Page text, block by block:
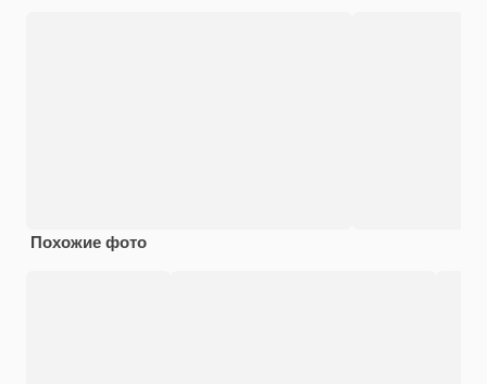
Похожие фото